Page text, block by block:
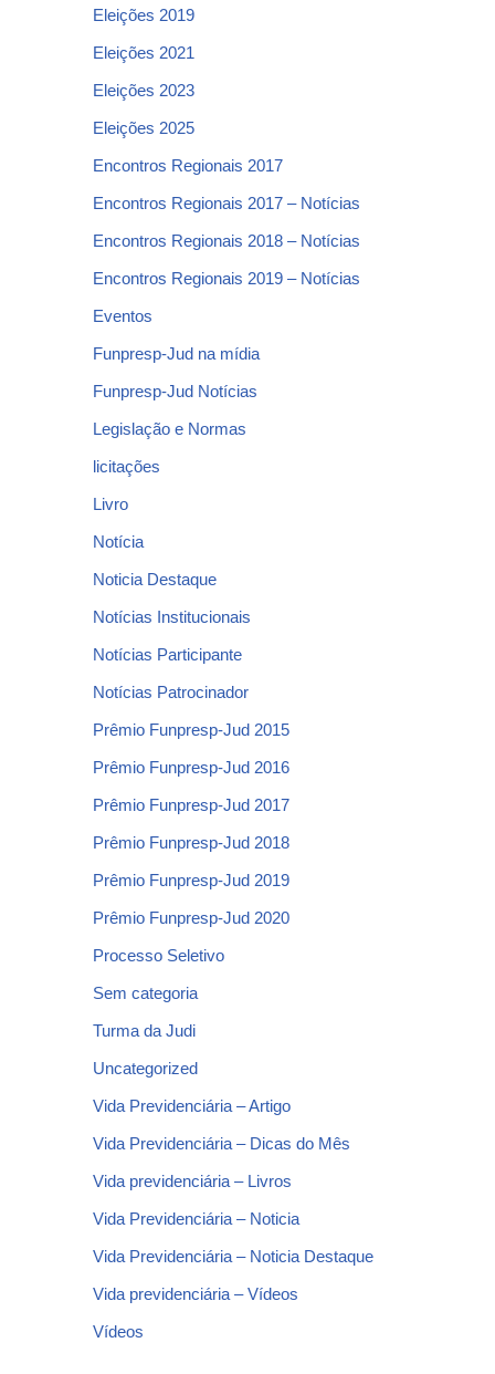
Eleições 2019
Eleições 2021
Eleições 2023
Eleições 2025
Encontros Regionais 2017
Encontros Regionais 2017 – Notícias
Encontros Regionais 2018 – Notícias
Encontros Regionais 2019 – Notícias
Eventos
Funpresp-Jud na mídia
Funpresp-Jud Notícias
Legislação e Normas
licitações
Livro
Notícia
Noticia Destaque
Notícias Institucionais
Notícias Participante
Notícias Patrocinador
Prêmio Funpresp-Jud 2015
Prêmio Funpresp-Jud 2016
Prêmio Funpresp-Jud 2017
Prêmio Funpresp-Jud 2018
Prêmio Funpresp-Jud 2019
Prêmio Funpresp-Jud 2020
Processo Seletivo
Sem categoria
Turma da Judi
Uncategorized
Vida Previdenciária – Artigo
Vida Previdenciária – Dicas do Mês
Vida previdenciária – Livros
Vida Previdenciária – Noticia
Vida Previdenciária – Noticia Destaque
Vida previdenciária – Vídeos
Vídeos